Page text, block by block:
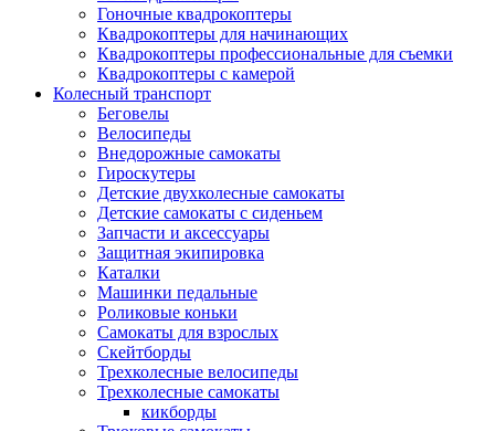
Гоночные квадрокоптеры
Квадрокоптеры для начинающих
Квадрокоптеры профессиональные для съемки
Квадрокоптеры с камерой
Колесный транспорт
Беговелы
Велосипеды
Внедорожные самокаты
Гироскутеры
Детские двухколесные самокаты
Детские самокаты с сиденьем
Запчасти и аксессуары
Защитная экипировка
Каталки
Машинки педальные
Роликовые коньки
Самокаты для взрослых
Скейтборды
Трехколесные велосипеды
Трехколесные самокаты
кикборды